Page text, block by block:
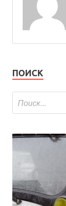
ПОИСК